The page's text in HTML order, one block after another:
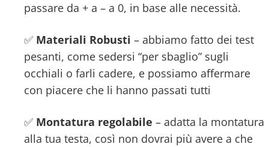
passare da + a – a 0, in base alle necessità.
✅ Materiali Robusti – abbiamo fatto dei test
pesanti, come sedersi “per sbaglio” sugli
occhiali o farli cadere, e possiamo affermare
con piacere che li hanno passati tutti
✅ Montatura regolabile – adatta la montatura
alla tua testa, così non dovrai più avere a che